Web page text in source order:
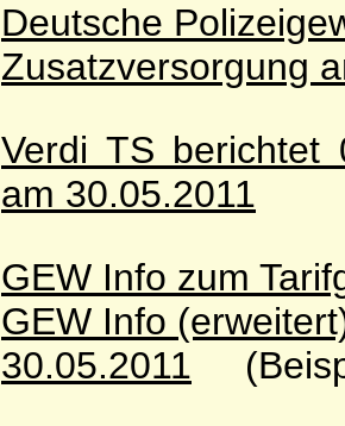
Deutsche
Zusatzversorgung
Verdi TS berichtet
am 30.05.2011
GEW Info zum
GEW Info
30.05.2011